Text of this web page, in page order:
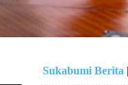
Sukabumi Berita